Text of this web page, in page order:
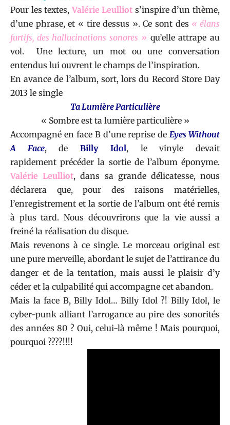
Pour les textes,Valérie Leulliot s’inspire d’un thème,
d’une phrase, et « tire dessus ». Ce sont des « élans
furtifs, des hallucinations sonores » qu’elle attrape au
vol. Une lecture, un mot ou une conversation
entendus lui ouvrent le champs de l’inspiration.
En avance de l’album, sort, lors du Record Store Day
2013 le single
Ta Lumière Particulière
« Sombre est ta lumière particulière »
Accompagné en face B d’une reprise de Eyes Without
A Face, deBilly Idol, le vinyle devait
rapidement précéder la sortie de l’album éponyme.
Valérie Leulliot, dans sa grande délicatesse, nous
déclarera que, pour des raisons matérielles,
l’enregistrement et la sortie de l’album ont été remis
à plus tard. Nous découvrirons que la vie aussi a
freiné la réalisation du disque.
Mais revenons à ce single. Le morceau original est
une pure merveille, abordant le sujet de l’attirance du
danger et de la tentation, mais aussi le plaisir d’y
céder et la culpabilité qui accompagne cet abandon.
Mais la face B, Billy Idol… Billy Idol ?! Billy Idol, le
cyber-punk alliant l’arrogance au pire des sonorités
des années 80 ? Oui, celui-là même ! Mais pourquoi,
pourquoi ????!!!!